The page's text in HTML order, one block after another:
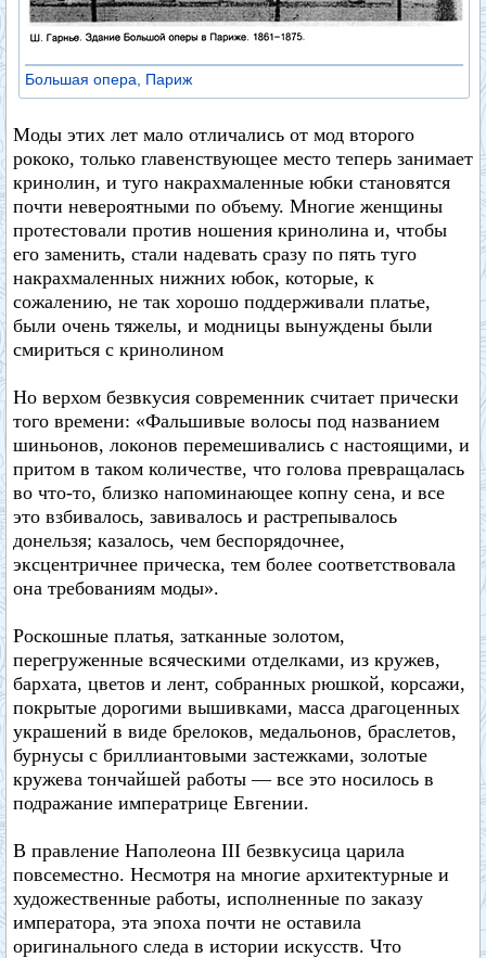
Большая опера, Париж
Моды этих лет мало отличались от мод второго
рококо, только главенствующее место теперь занимает
кринолин, и туго накрахмаленные юбки становятся
почти невероятными по объему. Многие женщины
протестовали против ношения кринолина и, чтобы
его заменить, стали надевать сразу по пять туго
накрахмаленных нижних юбок, которые, к
сожалению, не так хорошо поддерживали платье,
были очень тяжелы, и модницы вынуждены были
смириться с кринолином
Но верхом безвкусия современник считает прически
того времени: «Фальшивые волосы под названием
шиньонов, локонов перемешивались с настоящими, и
притом в таком количестве, что голова превращалась
во что-то, близко напоминающее копну сена, и все
это взбивалось, завивалось и растрепывалось
донельзя; казалось, чем беспорядочнее,
эксцентричнее прическа, тем более соответствовала
она требованиям моды».
Роскошные платья, затканные золотом,
перегруженные всяческими отделками, из кружев,
бархата, цветов и лент, собранных рюшкой, корсажи,
покрытые дорогими вышивками, масса драгоценных
украшений в виде брелоков, медальонов, браслетов,
бурнусы с бриллиантовыми застежками, золотые
кружева тончайшей работы — все это носилось в
подражание императрице Евгении.
В правление Наполеона III безвкусица царила
повсеместно. Несмотря на многие архитектурные и
художественные работы, исполненные по заказу
императора, эта эпоха почти не оставила
оригинального следа в истории искусств. Что